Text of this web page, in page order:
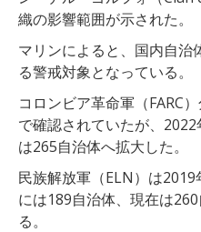
織の影響範囲が示された。
マリンによると、国内自治
る警戒対象となっている。
コロンビア革命軍（FARC
で確認されていたが、
は265自治体へ拡大した。
民族解放軍（ELN）は
には189自治体、現在は
る。